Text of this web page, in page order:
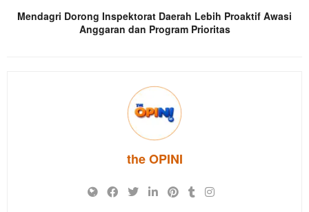
Mendagri Dorong Inspektorat Daerah Lebih Proaktif Awasi
Anggaran dan Program Prioritas
the OPINI